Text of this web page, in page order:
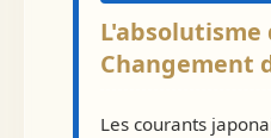
L'absolutisme
Changement
Les courants